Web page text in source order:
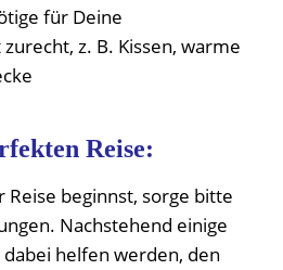
für Deine
z. B. Kissen, warme
Reise:
Reise beginnst, sorge bitte
Nachstehend einige
helfen werden, den